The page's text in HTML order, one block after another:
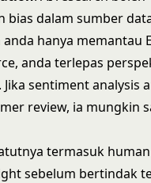
bias dalam sumber
hanya memantau
anda terlepas
sentiment analysis
review, ia mungkin
termasuk
sebelum bertindak